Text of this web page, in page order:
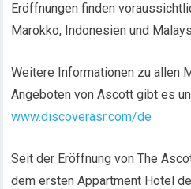
Eröffnungen finden
Marokko, Indonesien und
Weitere Informationen zu allen
Angeboten von Ascott gibt es
www.discoverasr.com/de
Seit der Eröffnung von The
dem ersten Appartment Hotel